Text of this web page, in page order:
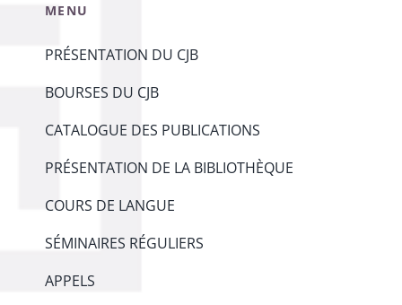
MENU
PRÉSENTATION DU CJB
BOURSES DU CJB
CATALOGUE DES PUBLICATIONS
PRÉSENTATION DE LA BIBLIOTHÈQUE
COURS DE LANGUE
SÉMINAIRES RÉGULIERS
APPELS